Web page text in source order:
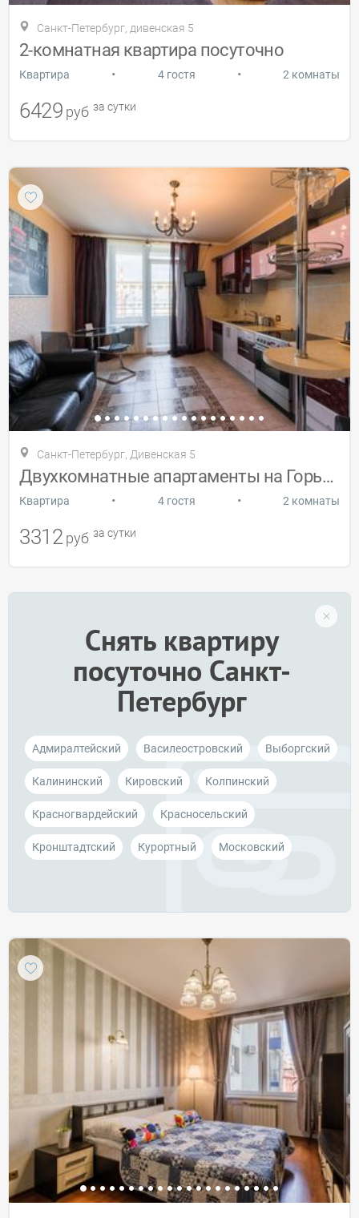
Санкт-Петербург, дивенская 5
2-комнатная квартира посуточно
Квартира • 4 гостя • 2 комнаты
6429 руб за сутки
Санкт-Петербург, Дивенская 5
Двухкомнатные апартаменты на Горьковской
Квартира • 4 гостя • 2 комнаты
3312 руб за сутки
Снять квартиру
посуточно Санкт-
Петербург
Адмиралтейский Василеостровский Выборгский
Калининский Кировский Колпинский
Красногвардейский Красносельский
Кронштадтский Курортный Московский